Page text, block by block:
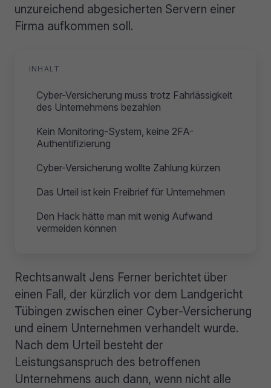
unzureichend abgesicherten Servern einer
Firma aufkommen soll.
INHALT
Cyber-Versicherung muss trotz Fahrlässigkeit
des Unternehmens bezahlen
Kein Monitoring-System, keine 2FA-
Authentifizierung
Cyber-Versicherung wollte Zahlung kürzen
Das Urteil ist kein Freibrief für Unternehmen
Den Hack hätte man mit wenig Aufwand
vermeiden können
Rechtsanwalt Jens Ferner berichtet über
einen Fall, der kürzlich vor dem Landgericht
Tübingen zwischen einer Cyber-Versicherung
und einem Unternehmen verhandelt wurde.
Nach dem Urteil besteht der
Leistungsanspruch des betroffenen
Unternehmens auch dann, wenn nicht alle